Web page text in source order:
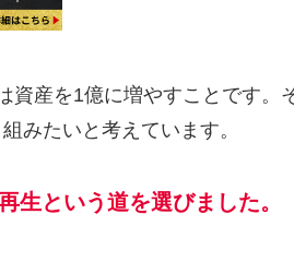
資産を1億に増やすことです。
みたいと考えています。
生という道を選びました。